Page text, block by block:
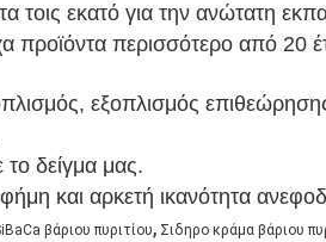
εκατό για την ανώτατη
προϊόντα περισσότερο από 20
εξοπλισμός
δείγμα μας.
και αρκετή ικανότητα
βάριου πυριτίου, Σιδηρο κράμα βάριου